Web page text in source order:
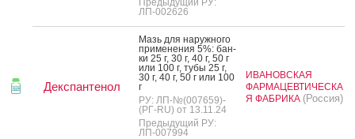
ЛП-002626
Декспантенол
Мазь для на­руж­но­го
при­мене­ния 5%: бан­
ки 25 г, 30 г, 40 г, 50 г
или 100 г, ту­бы 25 г,
30 г, 40 г, 50 г или 100
г
РУ: ЛП-№(007659)-
(РГ-RU) от 13.11.24
Предыдущий РУ:
ЛП-007994
ИВАНОВСКАЯ
ФАРМАЦЕВТИЧЕСКА
Я ФАБРИКА (Россия)